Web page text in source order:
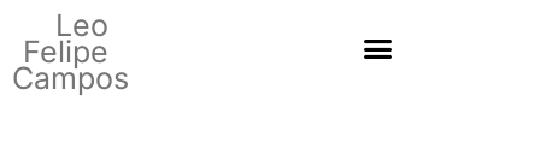
Leo
Felipe
Campos